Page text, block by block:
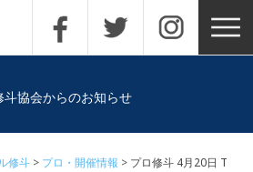
斗協会からのお知らせ
修斗 プロ・開催情報
プロ修斗 4月20日 T